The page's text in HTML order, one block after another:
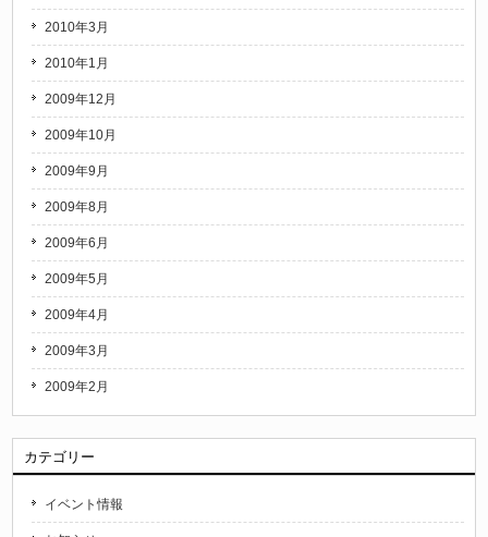
2010年3月
2010年1月
2009年12月
2009年10月
2009年9月
2009年8月
2009年6月
2009年5月
2009年4月
2009年3月
2009年2月
カテゴリー
イベント情報